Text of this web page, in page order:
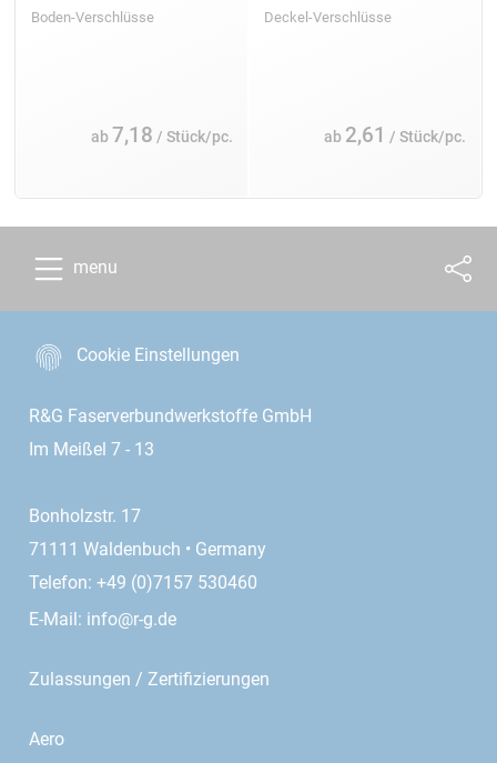
Boden-Verschlüsse
ab 7,18 / Stück/pc.
Deckel-Verschlüsse
ab 2,61 / Stück/pc.
menu
Cookie Einstellungen
R&G Faserverbundwerkstoffe GmbH
Im Meißel 7 - 13
Bonholzstr. 17
71111 Waldenbuch • Germany
Telefon: +49 (0)7157 530460
E-Mail: info@r-g.de
Zulassungen / Zertifizierungen
Aero